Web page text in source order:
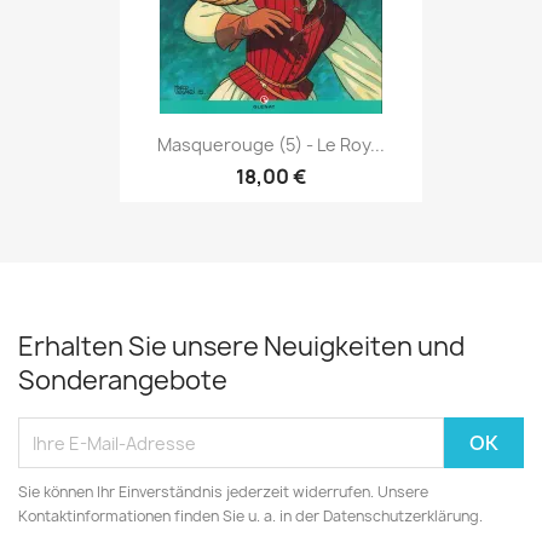
Masquerouge (5) - Le Roy...
18,00 €
Erhalten Sie unsere Neuigkeiten und
Sonderangebote
Sie können Ihr Einverständnis jederzeit widerrufen. Unsere
Kontaktinformationen finden Sie u. a. in der Datenschutzerklärung.